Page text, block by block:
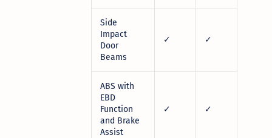
Side
Impact
Door
Beams
✓ ✓
ABS with
EBD
Function
and Brake
Assist
✓ ✓